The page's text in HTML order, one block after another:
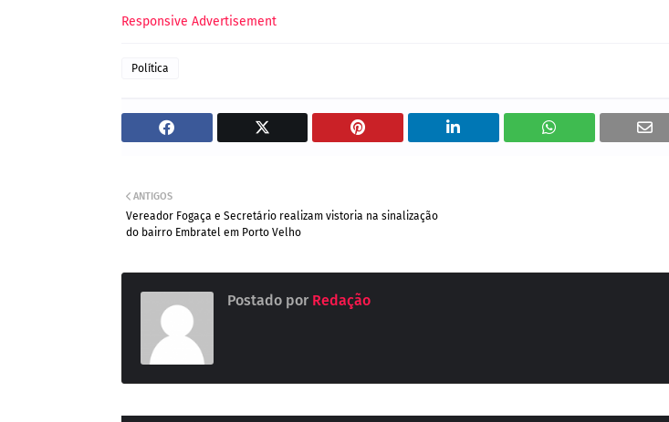
Responsive Advertisement
Política
ANTIGOS
Vereador Fogaça e Secretário realizam vistoria na sinalização
do bairro Embratel em Porto Velho
Postado por Redação